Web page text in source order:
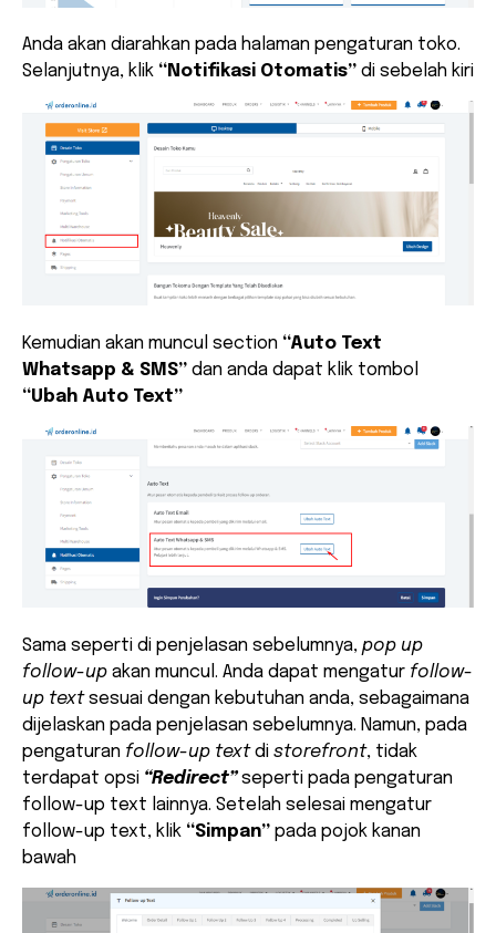
Anda akan diarahkan pada halaman pengaturan toko.
Selanjutnya, klik “Notifikasi Otomatis” di sebelah kiri
Kemudian akan muncul section “Auto Text
Whatsapp & SMS” dan anda dapat klik tombol
“Ubah Auto Text”
Sama seperti di penjelasan sebelumnya, pop up
follow-up akan muncul. Anda dapat mengatur follow-
up textsesuai dengan kebutuhan anda, sebagaimana
dijelaskan pada penjelasan sebelumnya. Namun, pada
pengaturan follow-up textdi storefront, tidak
terdapat opsi “Redirect”seperti pada pengaturan
follow-up text lainnya. Setelah selesai mengatur
follow-up text, klik “Simpan” pada pojok kanan
bawah